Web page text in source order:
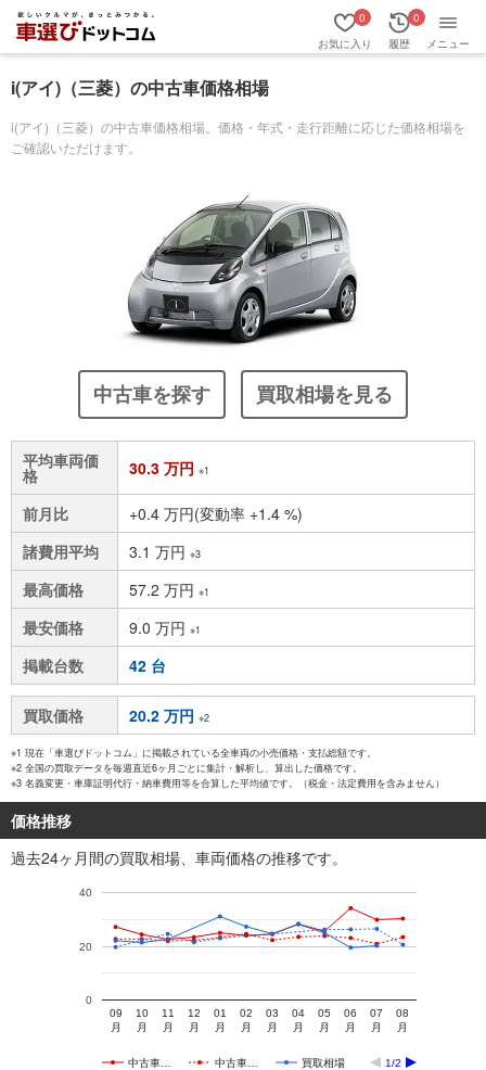
お気に入り
0
履歴
0
メニュー
i(アイ)（三菱）の中古車価格相場
i(アイ)（三菱）の中古車価格相場。価格・年式・走行距離に応じた価格相場を
ご確認いただけます。
中古車を探す 買取相場を見る
平均車両価
格 30.3 万円 ※1
前月比
+0.4 万円(変動率 +1.4 %)
諸費用平均
3.1 万円 ※3
最高価格 57.2 万円 ※1
最安価格 9.0 万円 ※1
掲載台数 42 台
買取価格 20.2 万円 ※2
※1 現在「車選びドットコム」に掲載されている全車両の小売価格・支払総額です。
※2 全国の買取データを毎週直近6ヶ月ごとに集計・解析し、算出した価格です。
※3 名義変更・車庫証明代行・納車費用等を合算した平均値です。（税金・法定費用を含みません）
価格推移
過去24ヶ月間の買取相場、車両価格の推移です。
中古車… 中古車… 買取相場 1/2
09
月
10
月
11
月
12
月
01
月
02
月
03
月
04
月
05
月
06
月
07
月
08
月
0
20
40